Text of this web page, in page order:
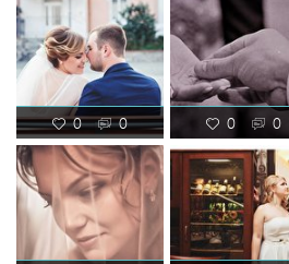
0 0 0 0